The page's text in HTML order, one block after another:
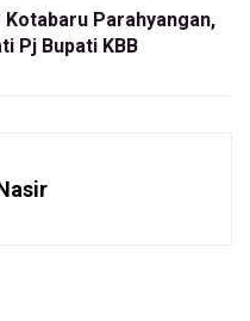
di Lapangan
amunisi suara
Allah, kami akan
lebih baik. Membawa
Kotabaru Parahyangan,
Pj Bupati KBB